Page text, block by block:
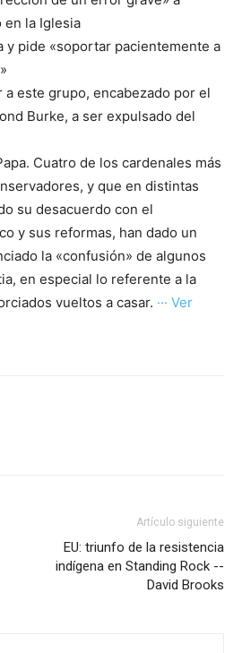
en la Iglesia
y pide «soportar pacientemente a
a este grupo, encabezado por el
Burke, a ser expulsado del
Cuatro de los cardenales más
y que en distintas
su desacuerdo con el
y sus reformas, han dado un
la «confusión» de algunos
en especial lo referente a la
vueltos a casar. ··· Ver
Artículo siguiente
EU: triunfo de la resistencia
indígena en Standing Rock --
David Brooks